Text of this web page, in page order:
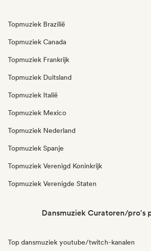
Topmuziek Brazilië
Topmuziek Canada
Topmuziek Frankrijk
Topmuziek Duitsland
Topmuziek Italië
Topmuziek Mexico
Topmuziek Nederland
Topmuziek Spanje
Topmuziek Verenigd Koninkrijk
Topmuziek Verenigde Staten
Dansmuziek Curatoren/pro's
Top dansmuziek youtube/twitch-kanalen